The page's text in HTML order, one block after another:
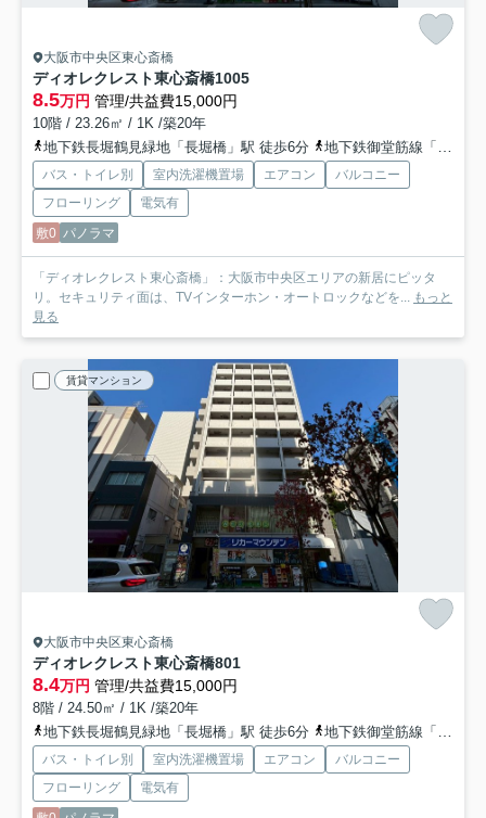
大阪市中央区東心斎橋
ディオレクレスト東心斎橋1005
8.5万円 管理/共益費15,000円
10階 / 23.26㎡ / 1K /築20年
地下鉄長堀鶴見緑地「長堀橋」駅 徒歩6分
地下鉄御堂筋線「心斎橋」駅 徒歩10分
バス・トイレ別 室内洗濯機置場 エアコン
バルコニー
フローリング
電気有
敷0 パノラマ
「ディオレクレスト東心斎橋」：大阪市中央区エリアの新居にピッタ
リ。セキュリティ面は、TVインターホン・オートロックなどを... もっと
見る
賃貸マンション
大阪市中央区東心斎橋
ディオレクレスト東心斎橋801
8.4万円 管理/共益費15,000円
8階 / 24.50㎡ / 1K /築20年
地下鉄長堀鶴見緑地「長堀橋」駅 徒歩6分
地下鉄御堂筋線「心斎橋」駅 徒歩10分
バス・トイレ別 室内洗濯機置場 エアコン
バルコニー
フローリング
電気有